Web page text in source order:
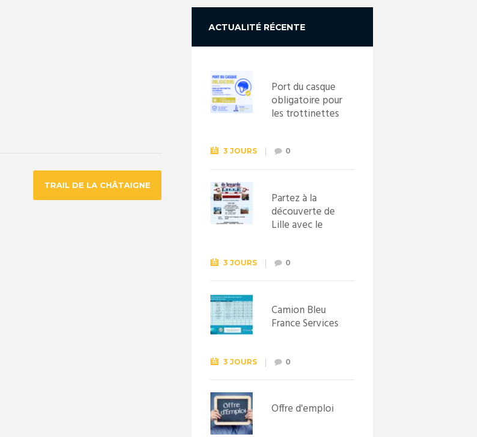
TRAIL DE LA CHÂTAIGNE
ACTUALITÉ RÉCENTE
Port du casque
obligatoire pour
les trottinettes
septembre
2026
3 JOURS 0
Partez à la
découverte de
Lille avec le
Lewarde, le 26
septembre !
3 JOURS 0
Camion Bleu
France Services
3 JOURS 0
Offre d'emploi